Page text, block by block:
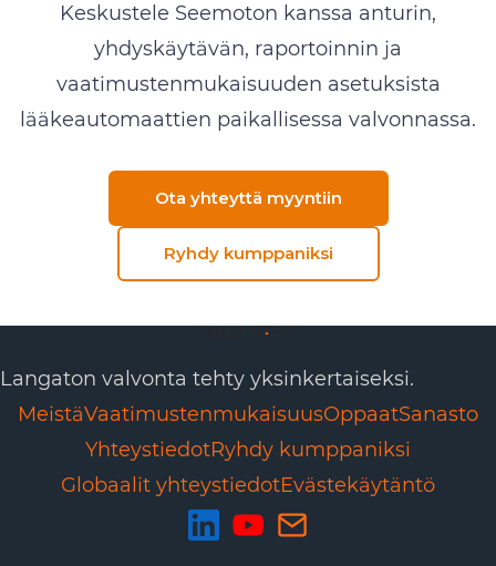
Keskustele Seemoton kanssa anturin,
yhdyskäytävän, raportoinnin ja
vaatimustenmukaisuuden asetuksista
lääkeautomaattien paikallisessa valvonnassa.
Ota yhteyttä myyntiin
Ryhdy kumppaniksi
Langaton valvonta tehty yksinkertaiseksi.
MeistäVaatimustenmukaisuusOppaatSanasto
YhteystiedotRyhdy kumppaniksi
Globaalit yhteystiedotEvästekäytäntö